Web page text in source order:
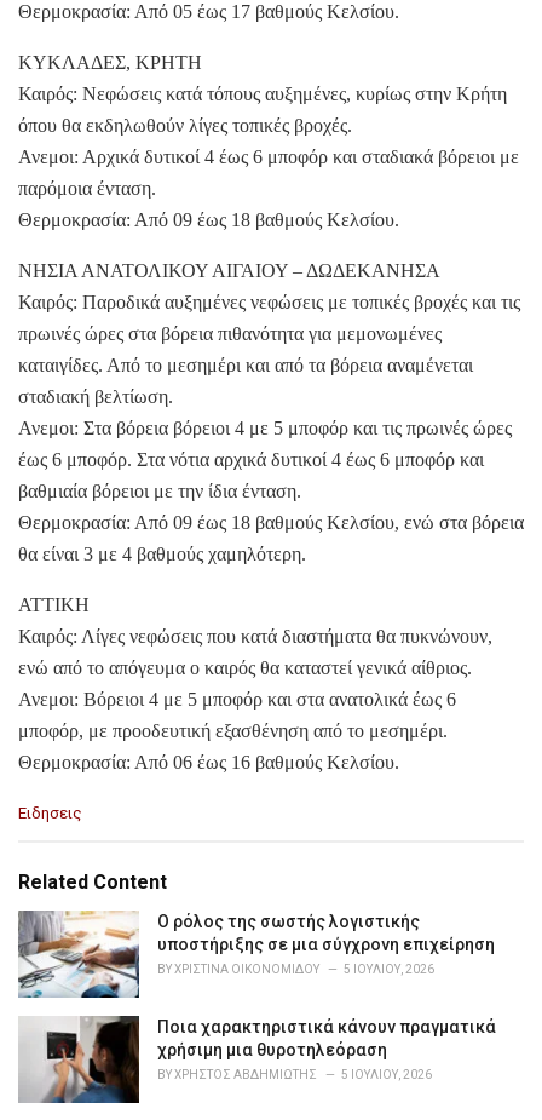
Θερμοκρασία: Από 05 έως 17 βαθμούς Κελσίου.
ΚΥΚΛΑΔΕΣ, ΚΡΗΤΗ
Καιρός: Νεφώσεις κατά τόπους αυξημένες, κυρίως στην Κρήτη
όπου θα εκδηλωθούν λίγες τοπικές βροχές.
Ανεμοι: Αρχικά δυτικοί 4 έως 6 μποφόρ και σταδιακά βόρειοι με
παρόμοια ένταση.
Θερμοκρασία: Από 09 έως 18 βαθμούς Κελσίου.
ΝΗΣΙΑ ΑΝΑΤΟΛΙΚΟΥ ΑΙΓΑΙΟΥ – ΔΩΔΕΚΑΝΗΣΑ
Καιρός: Παροδικά αυξημένες νεφώσεις με τοπικές βροχές και τις
πρωινές ώρες στα βόρεια πιθανότητα για μεμονωμένες
καταιγίδες. Από το μεσημέρι και από τα βόρεια αναμένεται
σταδιακή βελτίωση.
Ανεμοι: Στα βόρεια βόρειοι 4 με 5 μποφόρ και τις πρωινές ώρες
έως 6 μποφόρ. Στα νότια αρχικά δυτικοί 4 έως 6 μποφόρ και
βαθμιαία βόρειοι με την ίδια ένταση.
Θερμοκρασία: Από 09 έως 18 βαθμούς Κελσίου, ενώ στα βόρεια
θα είναι 3 με 4 βαθμούς χαμηλότερη.
ΑΤΤΙΚΗ
Καιρός: Λίγες νεφώσεις που κατά διαστήματα θα πυκνώνουν,
ενώ από το απόγευμα ο καιρός θα καταστεί γενικά αίθριος.
Ανεμοι: Βόρειοι 4 με 5 μποφόρ και στα ανατολικά έως 6
μποφόρ, με προοδευτική εξασθένηση από το μεσημέρι.
Θερμοκρασία: Από 06 έως 16 βαθμούς Κελσίου.
C
e
o
r
e
Ειδησεις
Related Content
Ο ρόλος της σωστής λογιστικής
υποστήριξης σε μια σύγχρονη επιχείρηση
BYΧΡΙΣΤΊΝΑ ΟΙΚΟΝΟΜΊΔΟΥ 5 ΙΟΥΛΊΟΥ, 2026
Ποια χαρακτηριστικά κάνουν πραγματικά
χρήσιμη μια θυροτηλεόραση
BYΧΡΉΣΤΟΣ ΑΒΔΗΜΙΏΤΗΣ 5 ΙΟΥΛΊΟΥ, 2026